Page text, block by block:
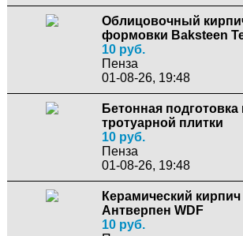
Облицовочный
формовки Baksteen
10 руб.
Пенза
01-08-26, 19:48
Бетонная подготовка
тротуарной плитки
10 руб.
Пенза
01-08-26, 19:48
Керамический
Антверпен WDF
10 руб.